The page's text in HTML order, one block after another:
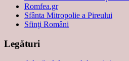
Romfea.gr
Sfânta Mitropolie a Pireului
Sfinţi Români
Legături